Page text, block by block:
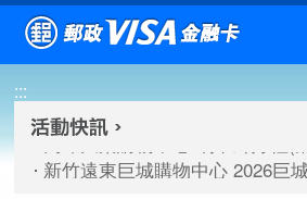
跳到主要內容區塊
:::
高雄大樂購物中心 刷卡郵好禮(
臺北三創生活 有點東西第2波
高雄大樂購物中心 刷卡郵好禮(
新竹遠東巨城購物中心 2026巨